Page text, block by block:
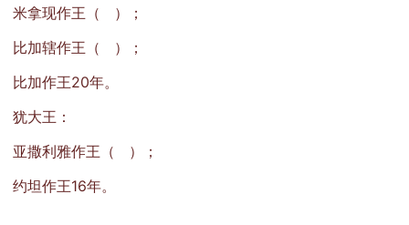
米拿现作王（ ）；
比加辖作王（ ）；
比加作王20年。
犹大王：
亚撒利雅作王（ ）；
约坦作王16年。